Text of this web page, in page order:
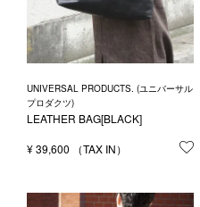
UNIVERSAL PRODUCTS. (ユニバーサル
プロダクツ)
LEATHER BAG[BLACK]
¥39,600